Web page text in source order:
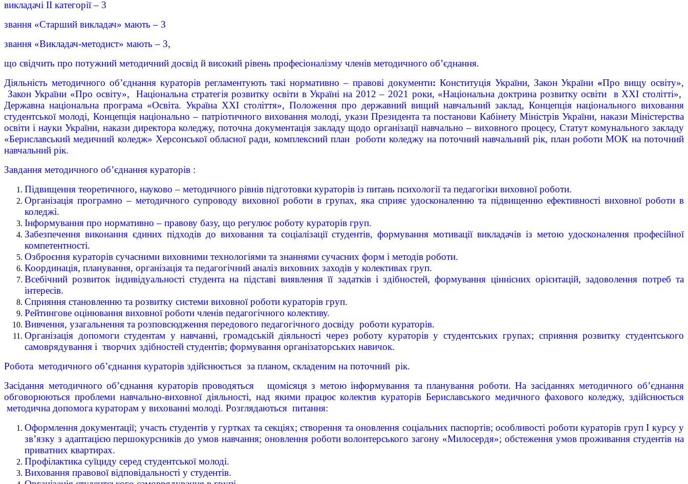
викладачі ІІ категорії – 3
звання «Старший викладач» мають – 3
звання «Викладач-методист» мають – 3,
що свідчить про потужний методичний досвід й високий рівень професіоналізму членів методичного об’єднання.
Діяльність методичного об’єднання кураторів регламентують такі нормативно – правові документи: Конституція України, Закон України «Про вищу освіту»,
Закон України «Про освіту», Національна стратегія розвитку освіти в Україні на 2012 – 2021 роки, «Національна доктрина розвитку освіти в ХХІ столітті»,
Державна національна програма «Освіта. Україна ХХІ століття», Положення про державний вищий навчальний заклад, Концепція національного виховання
студентської молоді, Концепція національно – патріотичного виховання молоді, укази Президента та постанови Кабінету Міністрів України, накази Міністерства
освіти і науки України, накази директора коледжу, поточна документація закладу щодо організації навчально – виховного процесу, Статут комунального закладу
«Бериславський медичний коледж» Херсонської обласної ради, комплексний план роботи коледжу на поточний навчальний рік, план роботи МОК на поточний
навчальний рік.
Завдання методичного об’єднання кураторів :
Підвищення теоретичного, науково – методичного рівнів підготовки кураторів із питань психології та педагогіки виховної роботи.
Організація програмно – методичного супроводу виховної роботи в групах, яка сприяє удосконаленню та підвищенню ефективності виховної роботи в
коледжі.
Інформування про нормативно – правову базу, що регулює роботу кураторів груп.
Забезпечення виконання єдиних підходів до виховання та соціалізації студентів, формування мотивації викладачів із метою удосконалення професійної
компетентності.
Озброєння кураторів сучасними виховними технологіями та знаннями сучасних форм і методів роботи.
Координація, планування, організація та педагогічний аналіз виховних заходів у колективах груп.
Всебічний розвиток індивідуальності студента на підставі виявлення її задатків і здібностей, формування ціннісних орієнтацій, задоволення потреб та
інтересів.
Сприяння становленню та розвитку системи виховної роботи кураторів груп.
Рейтингове оцінювання виховної роботи членів педагогічного колективу.
Вивчення, узагальнення та розповсюдження передового педагогічного досвіду роботи кураторів.
Організація допомоги студентам у навчанні, громадській діяльності через роботу кураторів у студентських групах; сприяння розвитку студентського
самоврядування і творчих здібностей студентів; формування організаторських навичок.
Робота методичного об’єднання кураторів здійснюється за планом, складеним на поточний рік.
Засідання методичного об’єднання кураторів проводяться щомісяця з метою інформування та планування роботи. На засіданнях методичного об’єднання
обговорюються проблеми навчально-виховної діяльності, над якими працює колектив кураторів Бериславського медичного фахового коледжу, здійснюється
методична допомога кураторам у вихованні молоді. Розглядаються питання:
Оформлення документації; участь студентів у гуртках та секціях; створення та оновлення соціальних паспортів; особливості роботи кураторів груп І курсу у
зв’язку з адаптацією першокурсників до умов навчання; оновлення роботи волонтерського загону «Милосердя»; обстеження умов проживання студентів на
приватних квартирах.
Профілактика суїциду серед студентської молоді.
Виховання правової відповідальності у студентів.